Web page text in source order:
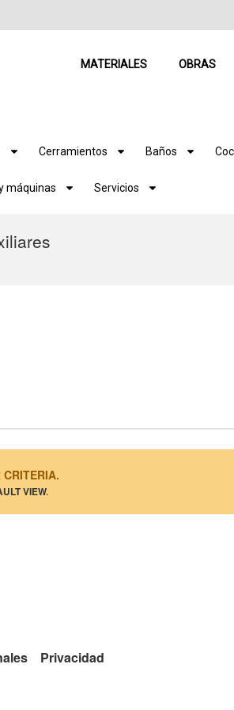
MATERIALES OBRAS
Cerramientos Baños
máquinas Servicios
VIEW.
Privacidad